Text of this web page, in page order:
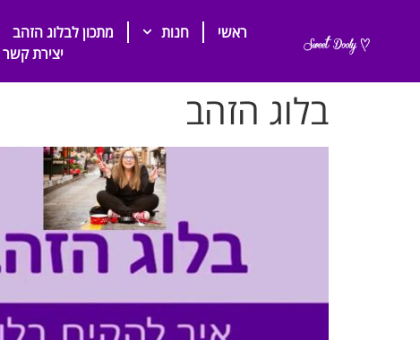
ראשי חנות מתכון לבלוג הזהב
יצירת קשר
בלוג הזהב